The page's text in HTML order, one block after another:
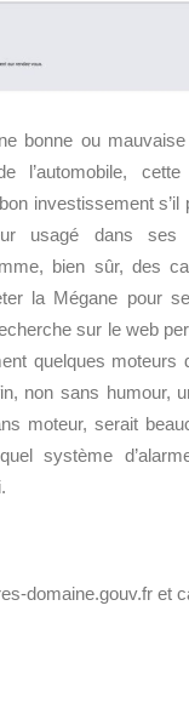
bonne ou
l’automobile,
investissement s’il
usagé dans ses
bien sûr, des
la Mégane pour
sur le web
quelques moteurs
non sans humour,
moteur, serait
système
domaine.gouv.fr et